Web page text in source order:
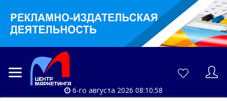
6-го августа 2026 08:11:00